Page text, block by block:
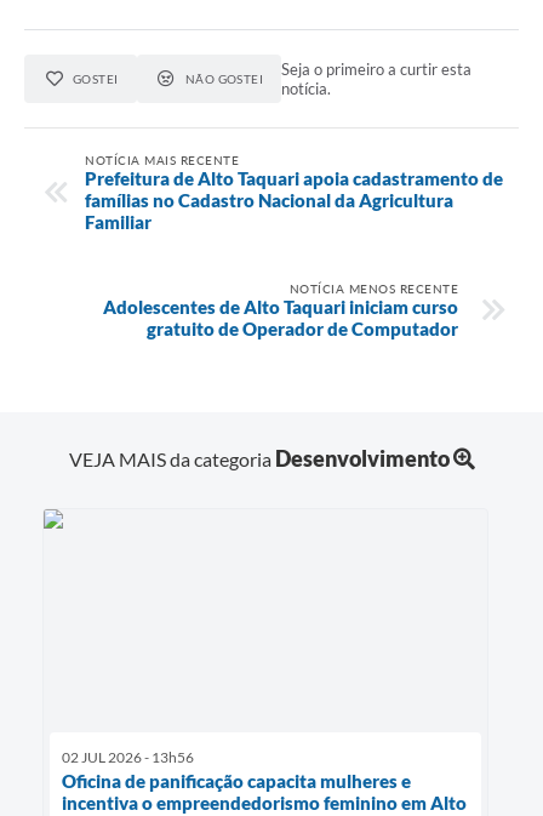
GOSTEI NÃO GOSTEI
Seja o primeiro a curtir esta
notícia.
NOTÍCIA MAIS RECENTE
Prefeitura de Alto Taquari apoia cadastramento de
famílias no Cadastro Nacional da Agricultura
Familiar
NOTÍCIA MENOS RECENTE
Adolescentes de Alto Taquari iniciam curso
gratuito de Operador de Computador
VEJA MAIS da categoria Desenvolvimento
02 JUL 2026 - 13h56
Oficina de panificação capacita mulheres e
incentiva o empreendedorismo feminino em Alto